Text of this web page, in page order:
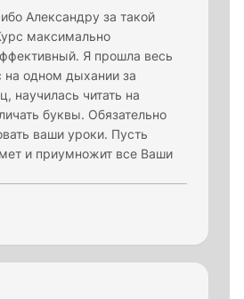
Александру за такой
максимально
Я прошла весь
на одном дыхании за
научилась читать на
буквы. Обязательно
ваши уроки. Пусть
и приумножит все Ваши